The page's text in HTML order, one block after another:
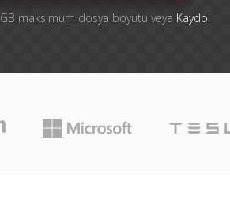
GB maksimum dosya boyutu veya Kaydol